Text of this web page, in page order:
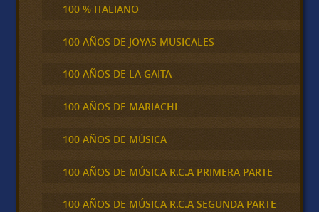
100 % ITALIANO
100 AÑOS DE JOYAS MUSICALES
100 AÑOS DE LA GAITA
100 AÑOS DE MARIACHI
100 AÑOS DE MÚSICA
100 AÑOS DE MÚSICA R.C.A PRIMERA PARTE
100 AÑOS DE MÚSICA R.C.A SEGUNDA PARTE